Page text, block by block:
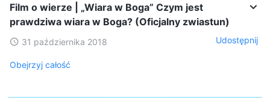
Film o wierze | „Wiara w Boga” Czym jest
prawdziwa wiara w Boga? (Oficjalny zwiastun)
31 października 2018 Udostępnij
Obejrzyj całość